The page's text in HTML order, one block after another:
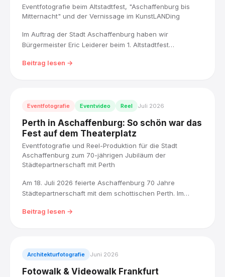
Eventfotografie beim Altstadtfest, "Aschaffenburg bis
Mitternacht" und der Vernissage im KunstLANDing
Im Auftrag der Stadt Aschaffenburg haben wir
Bürgermeister Eric Leiderer beim 1. Altstadtfest
"Aschaffenburg bis Mitternacht" bis zur Vernissage "!HÄ?
Beitrag lesen →
Eventfotografie Eventvideo Reel Juli 2026
Perth in Aschaffenburg: So schön war das
Fest auf dem Theaterplatz
Eventfotografie und Reel-Produktion für die Stadt
Aschaffenburg zum 70-jährigen Jubiläum der
Städtepartnerschaft mit Perth
Am 18. Juli 2026 feierte Aschaffenburg 70 Jahre
Städtepartnerschaft mit dem schottischen Perth. Im
Jubiläumsfest auf dem Theaterplatz für Presse,
Beitrag lesen →
Architekturfotografie Juni 2026
Fotowalk & Videowalk Frankfurt